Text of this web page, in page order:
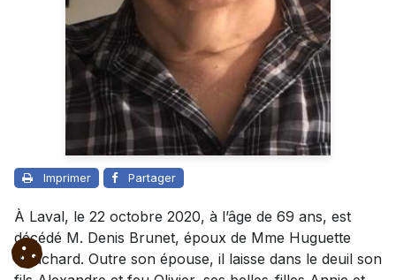
Imprimer Partager
À Laval, le 22 octobre 2020, à l’âge de 69 ans, est
décédé M. Denis Brunet, époux de Mme Huguette
Bouchard. Outre son épouse, il laisse dans le deuil son